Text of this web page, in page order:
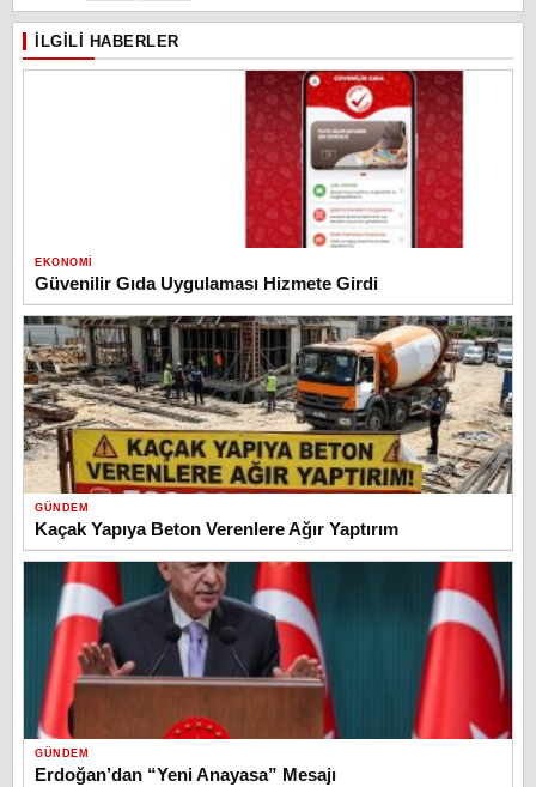
İLGILI HABERLER
EKONOMI
Güvenilir Gıda Uygulaması Hizmete Girdi
GÜNDEM
Kaçak Yapıya Beton Verenlere Ağır Yaptırım
GÜNDEM
Erdoğan’dan “Yeni Anayasa” Mesajı